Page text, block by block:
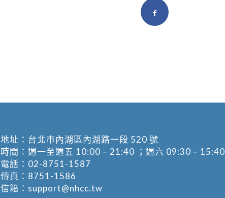
地址： 台北市內湖區內湖路一段 520 號
時間：週一至週五 10:00 – 21:40 ；週六 09:30 – 15:40
電話： 02-8751-1587
傳真：8751-1586
信箱： support@nhcc.tw